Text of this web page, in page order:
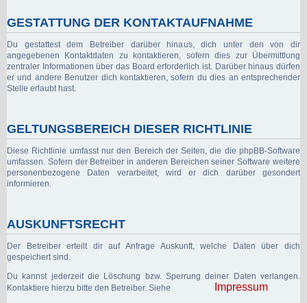
GESTATTUNG DER KONTAKTAUFNAHME
Du gestattest dem Betreiber darüber hinaus, dich unter den von dir
angegebenen Kontaktdaten zu kontaktieren, sofern dies zur Übermittlung
zentraler Informationen über das Board erforderlich ist. Darüber hinaus dürfen
er und andere Benutzer dich kontaktieren, sofern du dies an entsprechender
Stelle erlaubt hast.
GELTUNGSBEREICH DIESER RICHTLINIE
Diese Richtlinie umfasst nur den Bereich der Seiten, die die phpBB-Software
umfassen. Sofern der Betreiber in anderen Bereichen seiner Software weitere
personenbezogene Daten verarbeitet, wird er dich darüber gesondert
informieren.
AUSKUNFTSRECHT
Der Betreiber erteilt dir auf Anfrage Auskunft, welche Daten über dich
gespeichert sind.
Du kannst jederzeit die Löschung bzw. Sperrung deiner Daten verlangen.
Kontaktiere hierzu bitte den Betreiber. Siehe
Impressum